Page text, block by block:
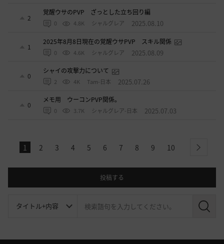
2
覚醒ウサのPVP ざっとした立ち回り編
0 4.8K シャルグレア 2025.08.10
1
2025年8月8日現在の覚醒ウサPVP スキル関係
0 4.6K シャルグレア 2025.08.09
0
シャイの攻撃力について
2 4K Tam-日本 2025.07.26
0
メモ用 ウーコンPVP関係。
0 3.7K シャルグレア-日本 2025.07.03
1 2 3 4 5 6 7 8 9 10 next
投稿する
検